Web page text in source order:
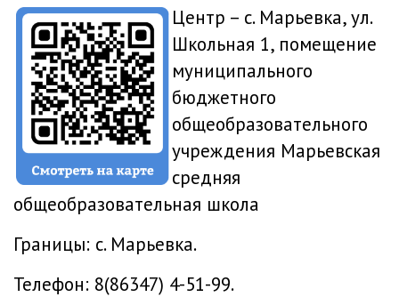
Центр – с. Марьевка, ул.
Школьная 1, помещение
муниципального
бюджетного
общеобразовательного
учреждения Марьевская
средняя
общеобразовательная школа
Границы: с. Марьевка.
Телефон: 8(86347) 4-51-99.